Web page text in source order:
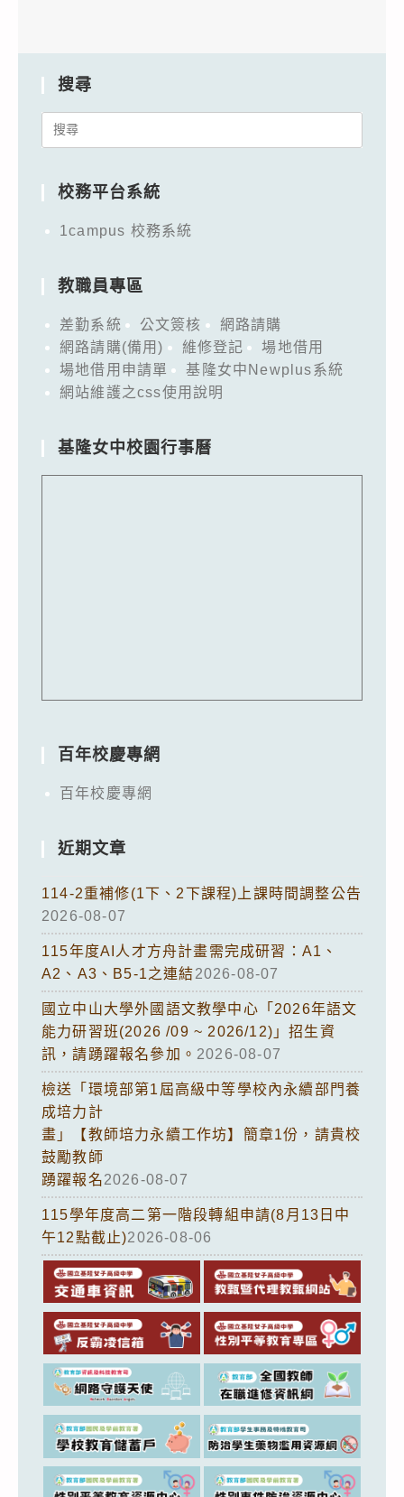
搜尋
Search
校務平台系統
1campus 校務系統
教職員專區
差勤系統 公文簽核
網路請購
網路請購(備用)
維修登記
場地借用
場地借用申請單
基隆女中Newplus系統
網站維護之css使用說明
基隆女中校園行事曆
百年校慶專網
百年校慶專網
近期文章
114-2重補修(1下、2下課程)上課時間調整公告
2026-08-07
115年度AI人才方舟計畫需完成研習：A1、
A2、A3、B5-1之連結2026-08-07
國立中山大學外國語文教學中心「2026年語文
能力研習班(2026 /09 ~ 2026/12)」招生資
訊，請踴躍報名參加。 2026-08-07
檢送「環境部第1屆高級中等學校內永續部門養
成培力計
畫」【教師培力永續工作坊】簡章1份，請貴校
鼓勵教師
踴躍報名2026-08-07
115學年度高二第一階段轉組申請(8月13日中
午12點截止)2026-08-06